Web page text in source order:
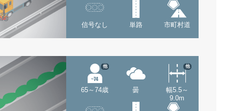
信号なし 単路 市町村道
65～74歳
他
曇
幅5.5～
9.0m
他